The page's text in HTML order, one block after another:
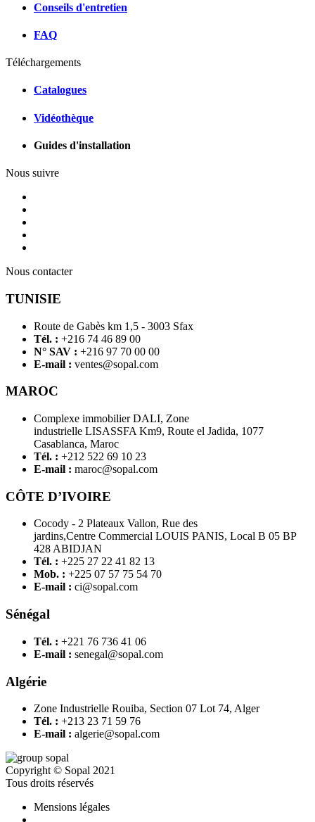
Conseils d'entretien
FAQ
Téléchargements
Catalogues
Vidéothèque
Guides d'installation
Nous suivre
Nous contacter
TUNISIE
Route de Gabès km 1,5 - 3003 Sfax
Tél. : +216 74 46 89 00
N° SAV : +216 97 70 00 00
E-mail : ventes@sopal.com
MAROC
Complexe immobilier DALI, Zone
industrielle LISASSFA Km9, Route el Jadida, 1077
Casablanca, Maroc
Tél. : +212 522 69 10 23
E-mail : maroc@sopal.com
CÔTE D’IVOIRE
Cocody - 2 Plateaux Vallon, Rue des
jardins,Centre Commercial LOUIS PANIS, Local B 05 BP
428 ABIDJAN
Tél. : +225 27 22 41 82 13
Mob. : +225 07 57 75 54 70
E-mail : ci@sopal.com
Sénégal
Tél. : +221 76 736 41 06
E-mail : senegal@sopal.com
Algérie
Zone Industrielle Rouiba, Section 07 Lot 74, Alger
Tél. : +213 23 71 59 76
E-mail : algerie@sopal.com
Copyright © Sopal 2021
Tous droits réservés
Mensions légales